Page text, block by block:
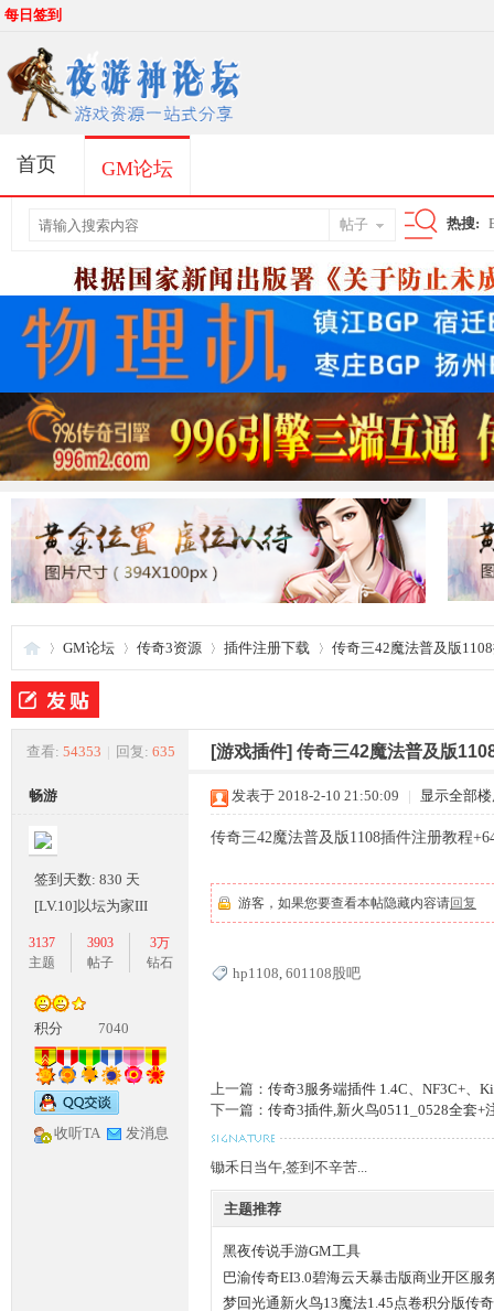
每日签到
首页 GM论坛
帖子
索
热搜:
夜
游
»
GM论坛
›
传奇3资源 插件注册下载
›
传奇三42魔法普及版
查看: 54353 | 回复: 635 [游戏插件] 传奇三42魔法普及版
畅游
签到天数: 830 天
[LV.10]以坛为家III
3137
主题
3903
帖子
3万
钻石
积分 7040
收听TA 发消息
发表于 2018-2-10 21:50:09 | 显示全部
传奇三42魔法普及版1108插件注册教程
游客，如果您要查看本帖隐藏内容请回复
hp1108, 601108股吧
上一篇： 传奇3服务端插件 1.4C、NF3C+、
下一篇： 传奇3插件,新火鸟0511_0528全套+
锄禾日当午,签到不辛苦...
主题推荐
黑夜传说手游GM工具
巴渝传奇EI3.0碧海云天暴击版商业开区服
梦回光通新火鸟13魔法1.45点卷积分版传